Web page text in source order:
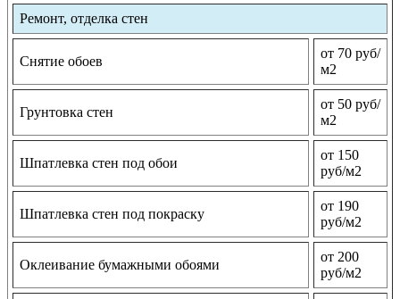
Ремонт, отделка стен
Снятие обоев
от 70 руб/
м2
Грунтовка стен
от 50 руб/
м2
Шпатлевка стен под обои
от 150
руб/м2
Шпатлевка стен под покраску
от 190
руб/м2
Оклеивание бумажными обоями
от 200
руб/м2